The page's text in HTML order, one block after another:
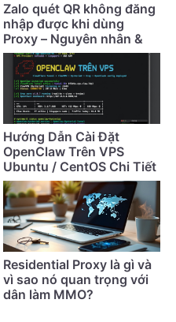
Zalo quét QR không đăng
nhập được khi dùng
Proxy – Nguyên nhân &
cách khắc phục
Hướng Dẫn Cài Đặt
OpenClaw Trên VPS
Ubuntu / CentOS Chi Tiết
Nhất (Cập Nhật 2026)
Residential Proxy là gì và
vì sao nó quan trọng với
dân làm MMO?